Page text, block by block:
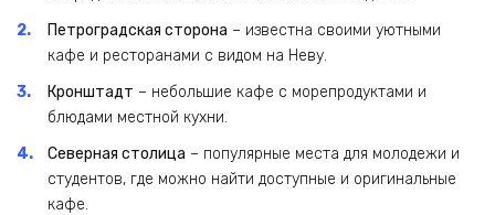
Петроградская сторона – известна своими уютными
кафе и ресторанами с видом на Неву.
Кронштадт – небольшие кафе с морепродуктами и
блюдами местной кухни.
Северная столица – популярные места для молодежи и
студентов, где можно найти доступные и оригинальные
кафе.